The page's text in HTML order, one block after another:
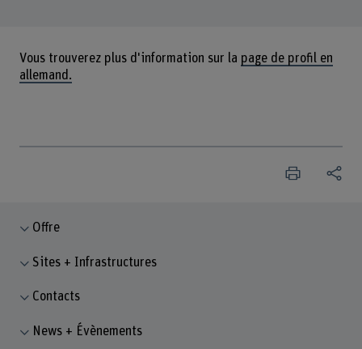
Vous trouverez plus d'information sur la page de profil en
allemand.
Offre
Sites + Infrastructures
Contacts
News + Évènements